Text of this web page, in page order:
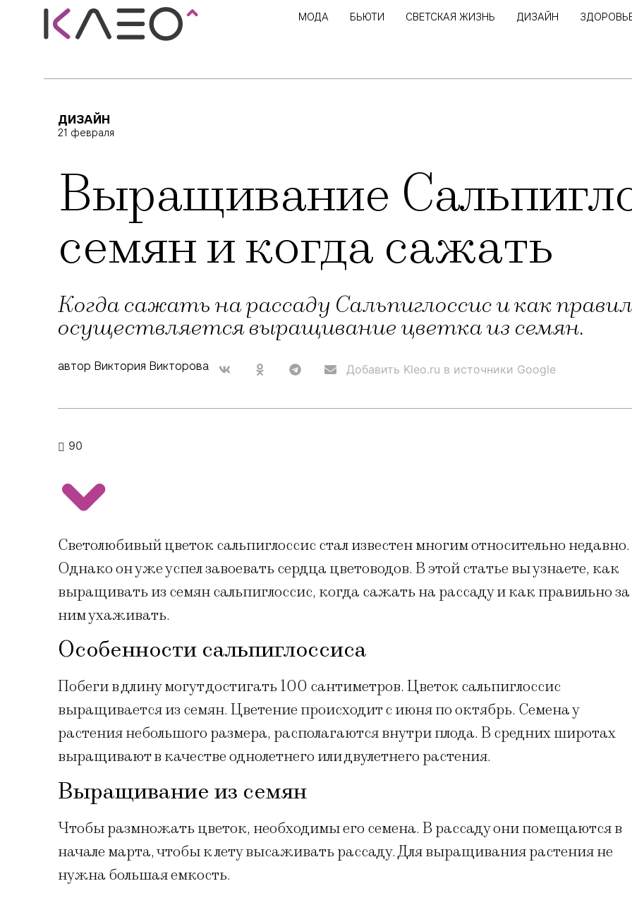
МОДА БЬЮТИ СВЕТСКАЯ ЖИЗНЬ ДИЗАЙН
ДИЗАЙН
21 февраля
Выращивание
семян и когда сажать
Когда сажать на рассаду Сальпиглоссис и как
осуществляется выращивание цветка из семян.
автор Виктория Викторова Добавить Kleo.ru в источники Google
90
Светолюбивый цветок сальпиглоссис стал известен многим относительно недавно.
Однако он уже успел завоевать сердца цветоводов. В этой статье вы узнаете, как
выращивать из семян сальпиглоссис, когда сажать на рассаду и как правильно за
ним ухаживать.
Особенности сальпиглоссиса
Побеги в длину могут достигать 100 сантиметров. Цветок сальпиглоссис
выращивается из семян. Цветение происходит с июня по октябрь. Семена у
растения небольшого размера, располагаются внутри плода. В средних широтах
выращивают в качестве однолетнего или двулетнего растения.
Выращивание из семян
Чтобы размножать цветок, необходимы его семена. В рассаду они помещаются в
начале марта, чтобы к лету высаживать рассаду. Для выращивания растения не
нужна большая емкость.